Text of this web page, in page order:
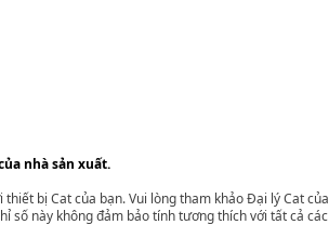
nhà sản xuất.
bị Cat của bạn. Vui lòng tham khảo Đại lý Cat
số này không đảm bảo tính tương thích với tất cả